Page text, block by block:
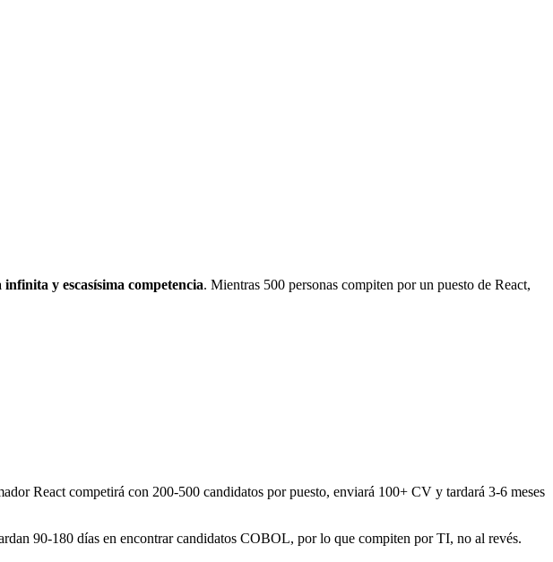
infinita y escasísima competencia. Mientras 500 personas compiten por un puesto de React,
React competirá con 200-500 candidatos por puesto, enviará 100+ CV y tardará 3-6 meses
90-180 días en encontrar candidatos COBOL, por lo que compiten por TI, no al revés.